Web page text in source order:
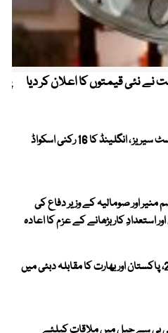
نے نئی قیمتوں کا اعلان کر دیا
پاکستان کیخلاف ٹیسٹ سیریز ، انگلینڈ کا 16 رکنی اسکواڈ
اور صومالیہ کے وزیر دفاع کی
استعدادِ کار بڑھانے کے عزم کا اعادہ
ویمنز ایشیا کپ 2026، پاکستان اور بھارت کا مقابلہ دبئی میں